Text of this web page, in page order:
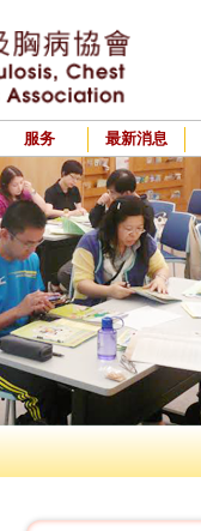
服务 最新消息